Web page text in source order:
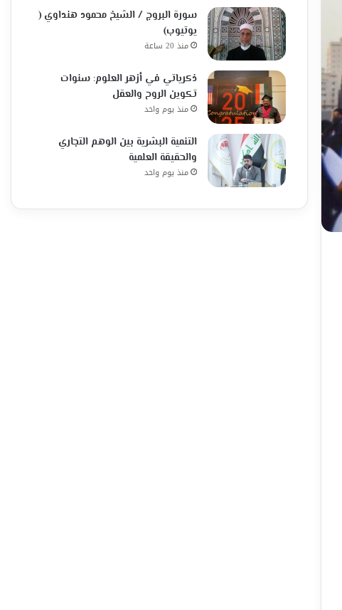
سورة البروج / الشيخ محمود هنداوي (
يوتيوب)
منذ 20 ساعة
ذكرياتي في أزهر العلوم: سنوات
تكوين الروح والعقل
منذ يوم واحد
التنمية البشرية بين الوهم التجاري
والحقيقة العلمية
منذ يوم واحد